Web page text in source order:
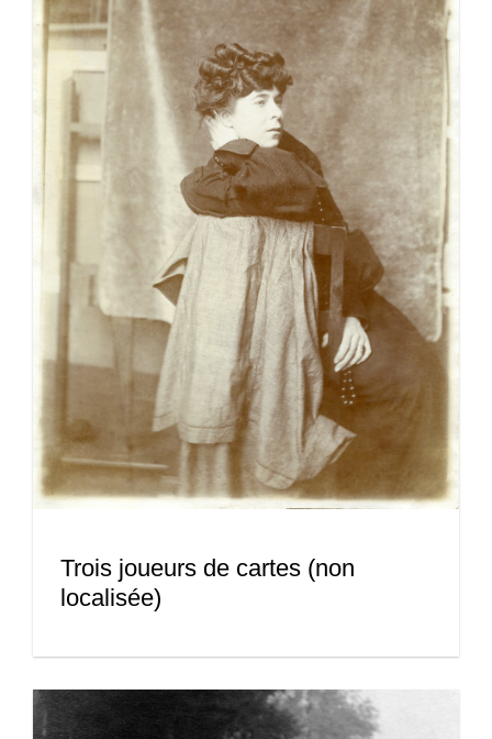
Trois joueurs de cartes (non
localisée)